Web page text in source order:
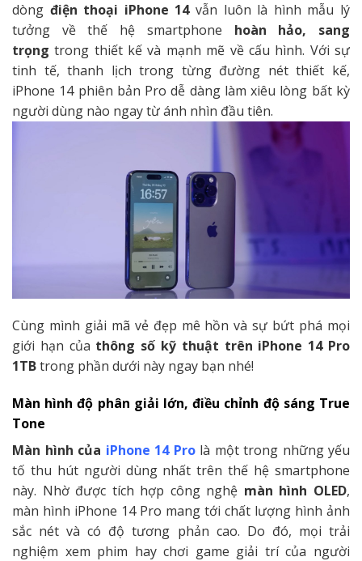
dòng điện thoại iPhone 14vẫn luôn là hình mẫu lý
tưởng về thế hệ smartphone hoàn hảo, sang
trọng trong thiết kế và mạnh mẽ về cấu hình. Với sự
tinh tế, thanh lịch trong từng đường nét thiết kế,
iPhone 14 phiên bản Pro dễ dàng làm xiêu lòng bất kỳ
người dùng nào ngay từ ánh nhìn đầu tiên.
Cùng mình giải mã vẻ đẹp mê hồn và sự bứt phá mọi
giới hạn của thông số kỹ thuật trên iPhone 14 Pro
1TBtrong phần dưới này ngay bạn nhé!
Màn hình độ phân giải lớn, điều chỉnh độ sáng True
Tone
Màn hình của iPhone 14 Prolà một trong những yếu
tố thu hút người dùng nhất trên thế hệ smartphone
này. Nhờ được tích hợp công nghệ màn hình OLED,
màn hình iPhone 14 Pro mang tới chất lượng hình ảnh
sắc nét và có độ tương phản cao. Do đó, mọi trải
nghiệm xem phim hay chơi game giải trí của người